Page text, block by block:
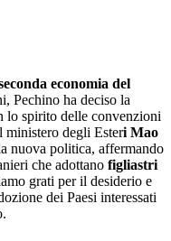
economia del
Pechino ha deciso la
lo spirito delle convenzioni
ministero degli Esteri Mao
nuova politica, affermando
che adottano figliastri
grati per il desiderio e
dei Paesi interessati